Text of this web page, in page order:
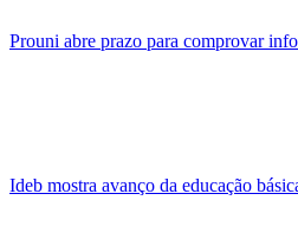
Prouni abre prazo para comprovar
Ideb mostra avanço da educação